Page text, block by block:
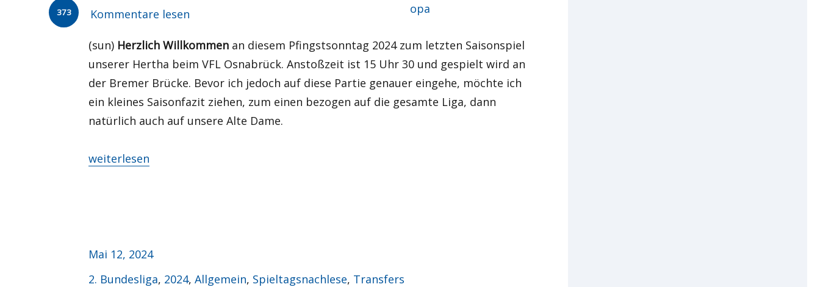
373 Kommentare lesen Autor
opa
(sun) Herzlich Willkommen an diesem Pfingstsonntag 2024 zum letzten Saisonspiel
unserer Hertha beim VFL Osnabrück. Anstoßzeit ist 15 Uhr 30 und gespielt wird an
der Bremer Brücke. Bevor ich jedoch auf diese Partie genauer eingehe, möchte ich
ein kleines Saisonfazit ziehen, zum einen bezogen auf die gesamte Liga, dann
natürlich auch auf unsere Alte Dame.
„LIVE: #OSNBSC- Auf Wiedersehen?!“
weiterlesen
Veröffentlicht
am
Mai 12, 2024
Kategorien
2. Bundesliga, 2024,Allgemein, Spieltagsnachlese, Transfers